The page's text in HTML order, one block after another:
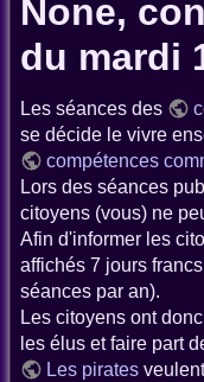
None,
du mardi
Les séances des
se décide le vivre
compétences
Lors des séances
citoyens (vous) ne
Afin d'informer les
affichés 7 jours
séances par an).
Les citoyens ont
les élus et faire part
Les pirates